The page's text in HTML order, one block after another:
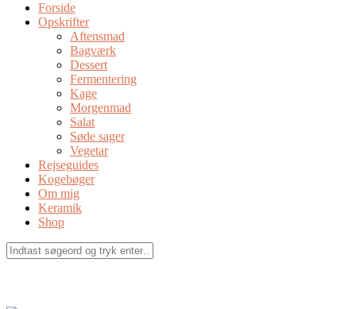
Forside
Opskrifter
Aftensmad
Bagværk
Dessert
Fermentering
Kage
Morgenmad
Salat
Søde sager
Vegetar
Rejseguides
Kogebøger
Om mig
Keramik
Shop